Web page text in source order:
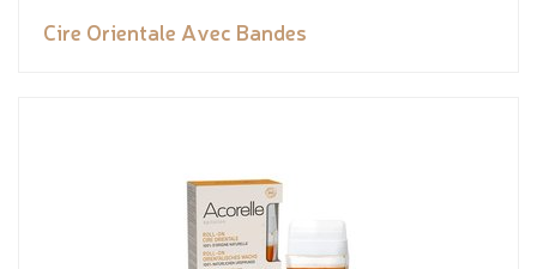
Cire Orientale Avec Bandes